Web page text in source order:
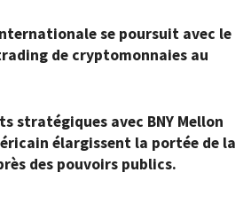
se poursuit avec le
de cryptomonnaies au
stratégiques avec BNY Mellon
élargissent la portée de la
des pouvoirs publics.